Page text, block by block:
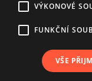
Autoři
Nastavení cookies
VÝKONOVÉ
FUNKČNÍ
VŠE